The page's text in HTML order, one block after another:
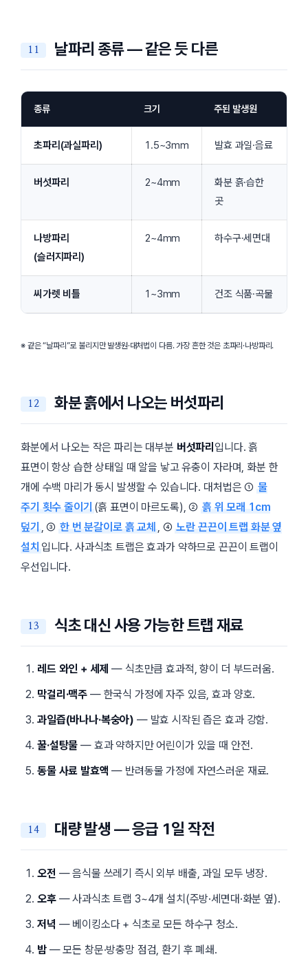
날파리 종류 — 같은 듯 다른
종류 크기 주된 발생원
초파리(과실파리) 1.5~3mm 발효 과일·음료
버섯파리 2~4mm
화분 흙·습한
곳
나방파리
(슬러지파리)
2~4mm 하수구·세면대
씨가렛 비틀 1~3mm 건조 식품·곡물
※ 같은 “날파리”로 불리지만 발생원·대처법이 다름. 가장 흔한 것은 초파리·나방파리.
화분 흙에서 나오는 버섯파리
화분에서 나오는 작은 파리는 대부분 버섯파리 입니다. 흙
표면이 항상 습한 상태일 때 알을 낳고 유충이 자라며, 화분 한
개에 수백 마리가 동시 발생할 수 있습니다. 대처법은 ① 물
주기 횟수 줄이기 (흙 표면이 마르도록), ② 흙 위 모래 1cm
덮기
, ③ 한 번 분갈이로 흙 교체 , ④ 노란 끈끈이 트랩 화분 옆
설치 입니다. 사과식초 트랩은 효과가 약하므로 끈끈이 트랩이
우선입니다.
식초 대신 사용 가능한 트랩 재료
레드 와인 + 세제 — 식초만큼 효과적, 향이 더 부드러움.
막걸리·맥주 — 한국식 가정에 자주 있음, 효과 양호.
과일즙(바나나·복숭아) — 발효 시작된 즙은 효과 강함.
꿀·설탕물 — 효과 약하지만 어린이가 있을 때 안전.
동물 사료 발효액 — 반려동물 가정에 자연스러운 재료.
대량 발생 — 응급 1일 작전
오전 — 음식물 쓰레기 즉시 외부 배출, 과일 모두 냉장.
오후— 사과식초 트랩 3~4개 설치(주방·세면대·화분 옆).
저녁 — 베이킹소다 + 식초로 모든 하수구 청소.
밤— 모든 창문·방충망 점검, 환기 후 폐쇄.